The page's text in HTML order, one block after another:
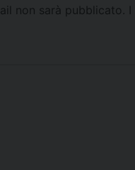
non sarà pubblicato.